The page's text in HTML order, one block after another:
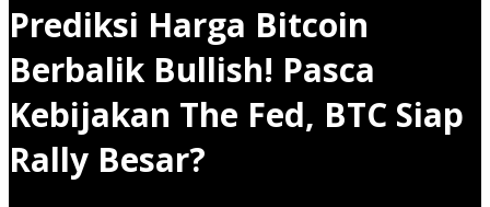
Prediksi Harga Bitcoin
Berbalik Bullish! Pasca
Kebijakan The Fed, BTC Siap
Rally Besar?